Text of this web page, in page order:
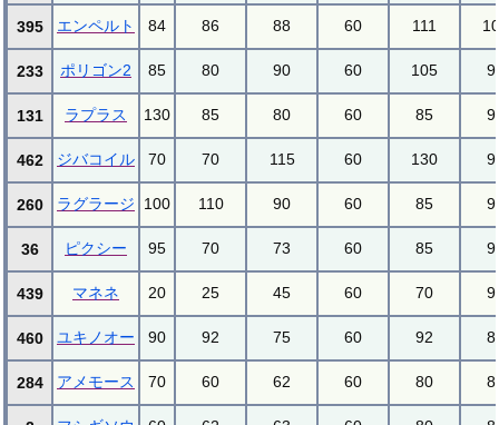
395 エンペルト 84 86 88 60 111
233 ポリゴン2 85 80 90 60 105
131 ラプラス 130 85 80 60 85
462 ジバコイル 70 70 115 60 130
260 ラグラージ 100 110 90 60 85
36 ピクシー 95 70 73 60 85
439 マネネ 20 25 45 60 70
460 ユキノオー 90 92 75 60 92
284 アメモース 70 60 62 60 80